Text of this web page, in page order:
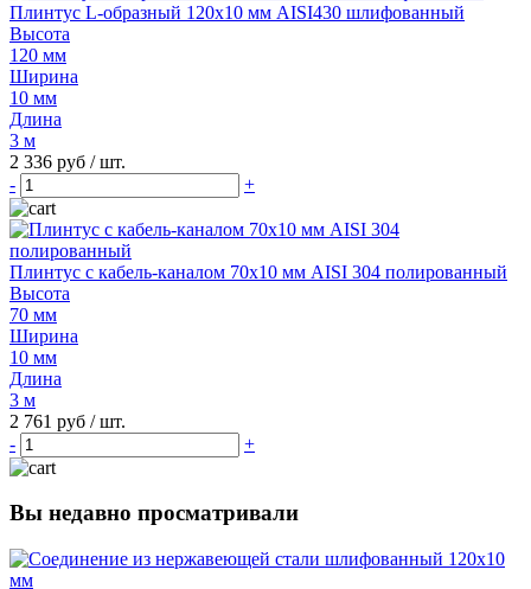
Плинтус L-образный 120х10 мм AISI430 шлифованный
Высота
120 мм
Ширина
10 мм
Длина
3 м
2 336 руб / шт.
-
+
Плинтус с кабель-каналом 70х10 мм AISI 304 полированный
Высота
70 мм
Ширина
10 мм
Длина
3 м
2 761 руб / шт.
-
+
Вы недавно просматривали